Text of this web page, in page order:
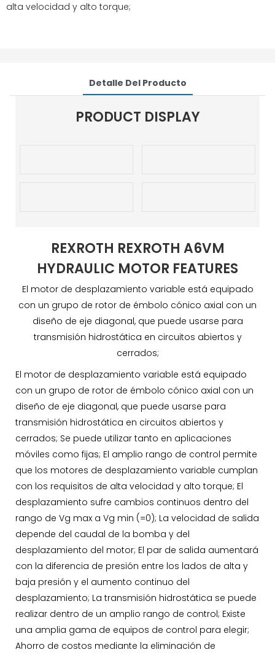
alta velocidad y alto torque;
Detalle Del Producto
PRODUCT DISPLAY
REXROTH REXROTH A6VM
HYDRAULIC MOTOR FEATURES
El motor de desplazamiento variable está equipado
con un grupo de rotor de émbolo cónico axial con un
diseño de eje diagonal, que puede usarse para
transmisión hidrostática en circuitos abiertos y
cerrados;
El motor de desplazamiento variable está equipado
con un grupo de rotor de émbolo cónico axial con un
diseño de eje diagonal, que puede usarse para
transmisión hidrostática en circuitos abiertos y
cerrados; Se puede utilizar tanto en aplicaciones
móviles como fijas; El amplio rango de control permite
que los motores de desplazamiento variable cumplan
con los requisitos de alta velocidad y alto torque; El
desplazamiento sufre cambios continuos dentro del
rango de Vg max a Vg min (=0); La velocidad de salida
depende del caudal de la bomba y del
desplazamiento del motor; El par de salida aumentará
con la diferencia de presión entre los lados de alta y
baja presión y el aumento continuo del
desplazamiento; La transmisión hidrostática se puede
realizar dentro de un amplio rango de control; Existe
una amplia gama de equipos de control para elegir;
Ahorro de costos mediante la eliminación de